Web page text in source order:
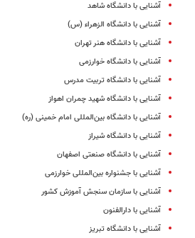
آشنایی با دانشگاه شاهد
آشنایی با دانشگاه الزهراء (س)
آشنایی با دانشگاه هنر تهران
آشنایی با دانشگاه خوارزمی
آشنایی با دانشگاه تربیت مدرس
آشنایی با دانشگاه شهید چمران اهواز
آشنایی با دانشگاه بین‌المللی امام خمینی (ره)
آشنایی با دانشگاه شیراز
آشنایی با دانشگاه صنعتی اصفهان
آشنایی با جشنواره بین‌المللی خوارزمی
آشنایی با سازمان سنجش آموزش کشور
آشنایی با دارالفنون
آشنایی با دانشگاه تبریز